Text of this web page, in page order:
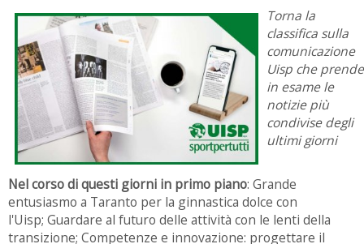
Torna la
classifica sulla
comunicazione
Uisp che prende
in esame le
notizie più
condivise degli
ultimi giorni
Nel corso di questi giorni in primo piano: Grande
entusiasmo a Taranto per la ginnastica dolce con
l'Uisp; Guardare al futuro delle attività con le lenti della
transizione; Competenze e innovazione: progettare il